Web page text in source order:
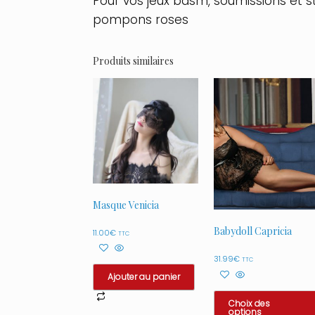
pompons roses
Produits similaires
Masque Venicia
11.00€ TTC
Ajouter au panier
Babydoll Capricia
31.99€ TTC
Choix des
options